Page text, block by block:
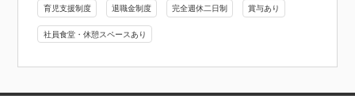
育児支援制度 退職金制度 完全週休二日制 賞与あり
社員食堂・休憩スペースあり